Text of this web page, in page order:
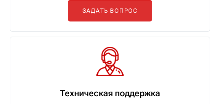
ЗАДАТЬ ВОПРОС
Техническая поддержка